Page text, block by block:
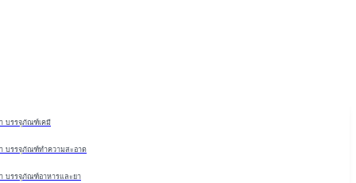
บรรจุภัณฑ์เคมี
า บรรจุภัณฑ์ทำความสะอาด
บรรจุภัณฑ์อาหารและยา